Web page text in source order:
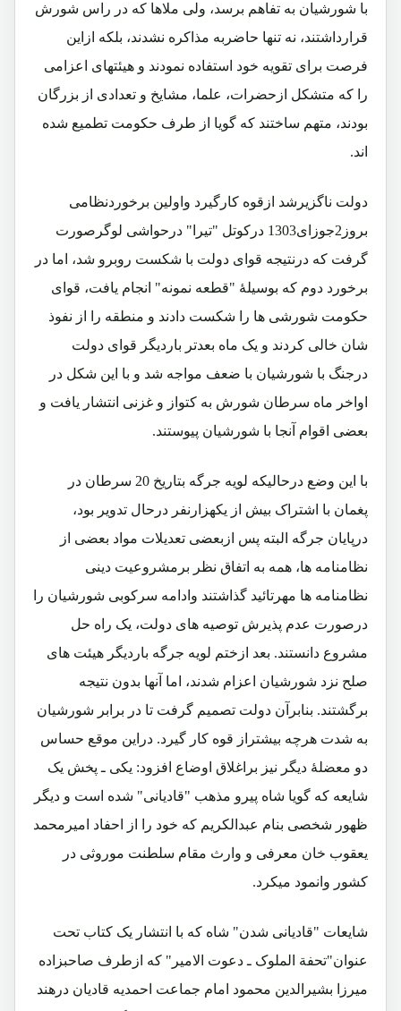
با شورشیان به تفاهم برسد، ولی ملاها که در راس شورش
قرارداشتند، نه تنها حاضربه مذاکره نشدند، بلکه ازاین
فرصت برای تقویه خود استفاده نمودند و هیئتهای اعزامی
را که متشکل ازحضرات، علما، مشایخ و تعدادی از بزرگان
بودند، متهم ساختند که گویا از طرف حکومت تطمیع شده
اند.
دولت ناگزیرشد ازقوه کارگیرد واولین برخوردنظامی
بروز2جوزای1303 درکوتل "تیرا" درحواشی لوگرصورت
گرفت که درنتیجه قوای دولت با شکست روبرو شد، اما در
برخورد دوم که بوسیلۀ "قطعه نمونه" انجام یافت، قوای
حکومت شورشی ها را شکست دادند و منطقه را از نفوذ
شان خالی کردند و یک ماه بعدتر باردیگر قوای دولت
درجنگ با شورشیان با ضعف مواجه شد و با این شکل در
اواخر ماه سرطان شورش به کتواز و غزنی انتشار یافت و
بعضی اقوام آنجا با شورشیان پیوستند.
با این وضع درحالیکه لویه جرگه بتاریخ 20 سرطان در
پغمان با اشتراک بیش از یکهزارنفر درحال تدویر بود،
درپایان جرگه البته پس ازبعضی تعدیلات مواد بعضی از
نظامنامه ها، همه به اتفاق نظر برمشروعیت دینی
نظامنامه ها مهرتائید گذاشتند وادامه سرکوبی شورشیان را
درصورت عدم پذیرش توصیه های دولت، یک راه حل
مشروع دانستند. بعد ازختم لویه جرگه باردیگر هیئت های
صلح نزد شورشیان اعزام شدند، اما آنها بدون نتیجه
برگشتند. بنابرآن دولت تصمیم گرفت تا در برابر شورشیان
به شدت هرچه بیشتراز قوه کار گیرد. دراین موقع حساس
دو معضلۀ دیگر نیز براغلاق اوضاع افزود: یکی ـ پخش یک
شایعه که گویا شاه پیرو مذهب "قادیانی" شده است و دیگر
ظهور شخصی بنام عبدالکریم که خود را از احفاد امیرمحمد
یعقوب خان معرفی و وارث مقام سلطنت موروثی در
کشور وانمود میکرد.
شایعات "قادیانی شدن" شاه که با انتشار یک کتاب تحت
عنوان"تحفة الملوک ـ دعوت الامیر" که ازطرف صاحبزاده
میرزا بشیرالدین محمود امام جماعت احمدیه قادیان درهند